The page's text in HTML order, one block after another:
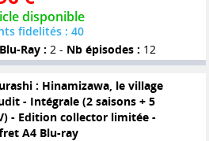
disponible
fidelités : 40
Ray : 2 - Nb épisodes : 12
: Hinamizawa, le village
- Intégrale (2 saisons + 5
- Edition collector limitée -
A4 Blu-ray